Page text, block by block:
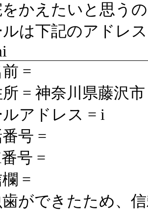
をかえたいと思う
ルは下記のアドレ
=
= 神奈川県藤沢市
ルアドレス = i
号 =
号 =
=
歯ができたため、